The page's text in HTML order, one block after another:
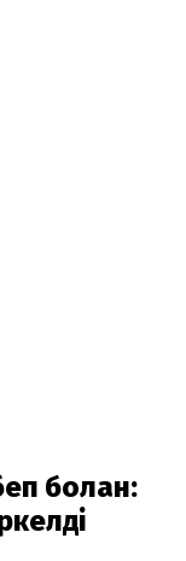
болған: